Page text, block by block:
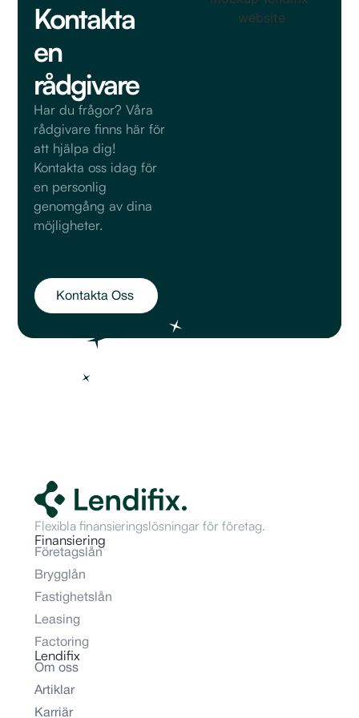
Kontakta
en
rådgivare
Har du frågor? Våra
rådgivare finns här för
att hjälpa dig!
Kontakta oss idag för
en personlig
genomgång av dina
möjligheter.
Kontakta Oss
Flexibla finansieringslösningar för företag.
Finansiering
Företagslån
Brygglån
Fastighetslån
Leasing
Factoring
Lendifix
Om oss
Artiklar
Karriär